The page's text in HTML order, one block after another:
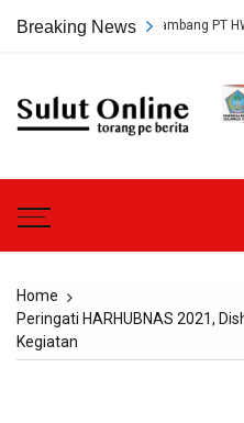
Breaking NewsTambang PT HWR Tak
Home
Peringati HARHUBNAS 2021,
Kegiatan